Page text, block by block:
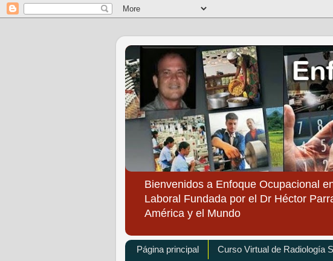
Bienvenidos a Enfoque Ocupacional
Laboral Fundada por el Dr Héctor
América y el Mundo
Página principal
Curso Virtual de Radiología